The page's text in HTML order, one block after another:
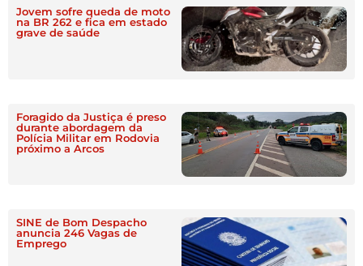
Jovem sofre queda de moto
na BR 262 e fica em estado
grave de saúde
Foragido da Justiça é preso
durante abordagem da
Polícia Militar em Rodovia
próximo a Arcos
SINE de Bom Despacho
anuncia 246 Vagas de
Emprego